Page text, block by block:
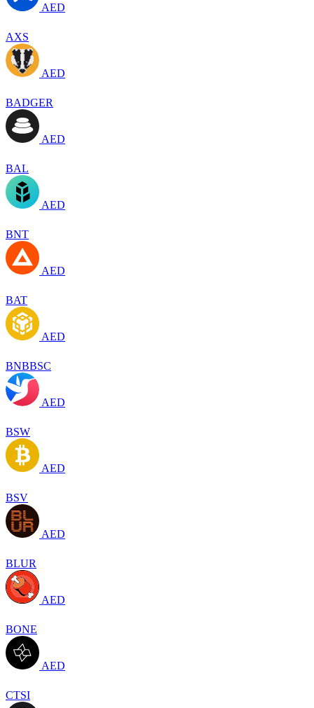
AED
AXS
AED
BADGER
AED
BAL
AED
BNT
AED
BAT
AED
BNBBSC
AED
BSW
AED
BSV
AED
BLUR
AED
BONE
AED
CTSI